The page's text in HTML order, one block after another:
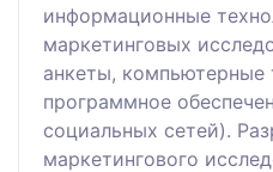
информационные
маркетинговых
анкеты, компьютерные
программное
социальных сетей).
маркетингового